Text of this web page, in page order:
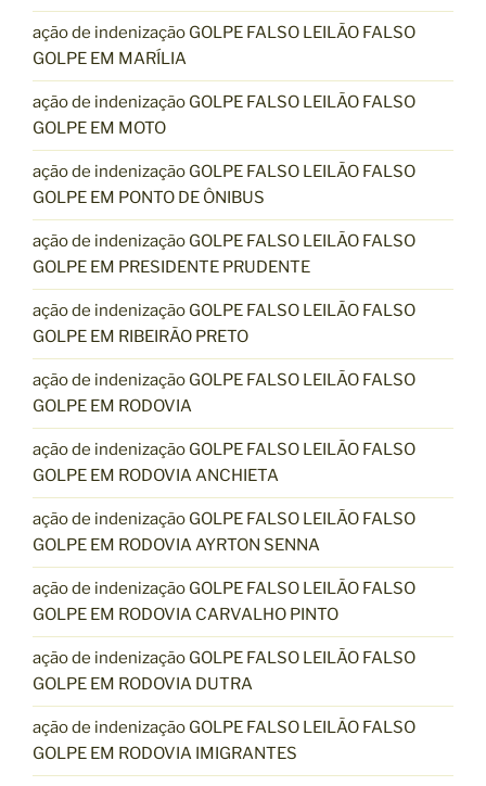
ação de indenização GOLPE FALSO LEILÃO FALSO
GOLPE EM MARÍLIA
ação de indenização GOLPE FALSO LEILÃO FALSO
GOLPE EM MOTO
ação de indenização GOLPE FALSO LEILÃO FALSO
GOLPE EM PONTO DE ÔNIBUS
ação de indenização GOLPE FALSO LEILÃO FALSO
GOLPE EM PRESIDENTE PRUDENTE
ação de indenização GOLPE FALSO LEILÃO FALSO
GOLPE EM RIBEIRÃO PRETO
ação de indenização GOLPE FALSO LEILÃO FALSO
GOLPE EM RODOVIA
ação de indenização GOLPE FALSO LEILÃO FALSO
GOLPE EM RODOVIA ANCHIETA
ação de indenização GOLPE FALSO LEILÃO FALSO
GOLPE EM RODOVIA AYRTON SENNA
ação de indenização GOLPE FALSO LEILÃO FALSO
GOLPE EM RODOVIA CARVALHO PINTO
ação de indenização GOLPE FALSO LEILÃO FALSO
GOLPE EM RODOVIA DUTRA
ação de indenização GOLPE FALSO LEILÃO FALSO
GOLPE EM RODOVIA IMIGRANTES